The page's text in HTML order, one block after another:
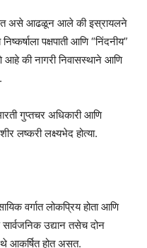
असे आढळून आले की इस्रायलने
पक्षपाती आणि “निंदनीय”
आहे की नागरी निवासस्थाने आणि
गुप्तचर अधिकारी आणि
लष्करी लक्ष्यभेद होत्या.
वर्गात लोकप्रिय होता आणि
सार्वजनिक उद्यान तसेच दोन
आकर्षित होत असत.